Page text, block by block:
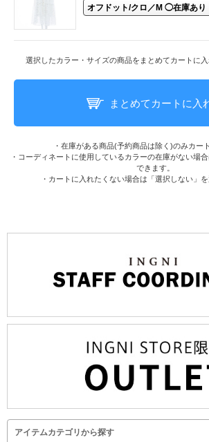
選択したカラー・サイズの商品をまとめてカートに入
まとめてカートに入
・在庫がある商品(予約商品は除く)のみカー
・コーディネートに使用しているカラーの在庫がない場
できます。
・カートに入れたくない場合は「選択しない」を
アイテムカテゴリから探す